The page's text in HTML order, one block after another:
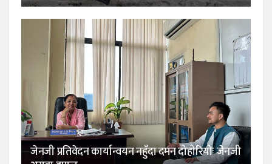
जेनजी प्रतिवेदन कार्यान्वयन नहुँदा दमन दोहोरियोः जेनजी